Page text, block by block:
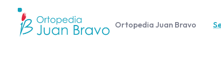
Ortopedia Juan Bravo